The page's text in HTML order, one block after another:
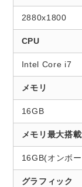
2880x1800
CPU
Intel Core i7
メモリ
16GB
メモリ最大搭
16GB(オンボ
グラフィック